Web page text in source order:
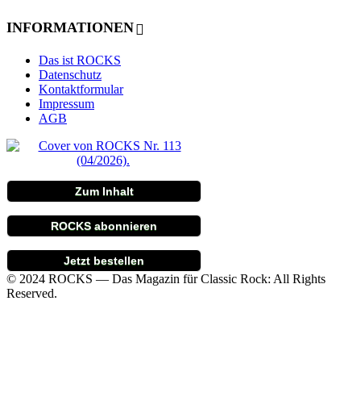
INFORMATIONEN
Das ist ROCKS
Datenschutz
Kontaktformular
Impressum
AGB
Zum Inhalt
ROCKS abonnieren
Jetzt bestellen
© 2024 ROCKS — Das Magazin für Classic Rock: All Rights
Reserved.